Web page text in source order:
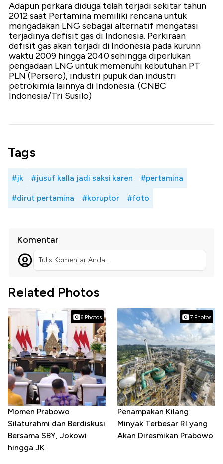
Adapun perkara diduga telah terjadi sekitar tahun
2012 saat Pertamina memiliki rencana untuk
mengadakan LNG sebagai alternatif mengatasi
terjadinya defisit gas di Indonesia. Perkiraan
defisit gas akan terjadi di Indonesia pada kurunn
waktu 2009 hingga 2040 sehingga diperlukan
pengadaan LNG untuk memenuhi kebutuhan PT
PLN (Persero), industri pupuk dan industri
petrokimia lainnya di Indonesia. (CNBC
Indonesia/Tri Susilo)
Tags
#jk #jusuf kalla jadi saksi karen #pertamina
#dirut pertamina #koruptor #foto
Komentar
Tulis Komentar Anda...
Related Photos
6 Photos
Momen Prabowo
Silaturahmi dan Berdiskusi
Bersama SBY, Jokowi
hingga JK
7 Photos
Penampakan Kilang
Minyak Terbesar RI yang
Akan Diresmikan Prabowo